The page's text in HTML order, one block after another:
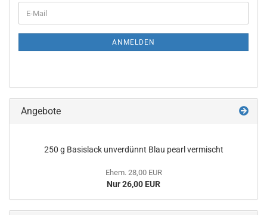
ZUR
E-
Mail
ANMELDEN
Angebote
250 g Basislack unverdünnt Blau pearl vermischt
Ehem. 28,00 EUR
Nur 26,00 EUR